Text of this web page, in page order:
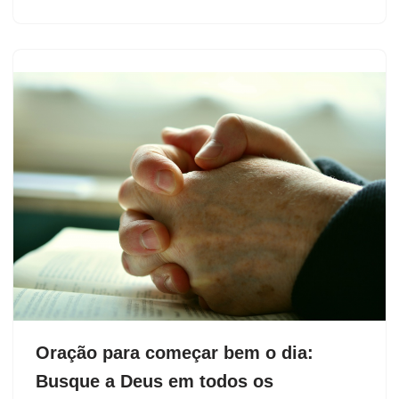
Oração para começar bem o dia:
Busque a Deus em todos os